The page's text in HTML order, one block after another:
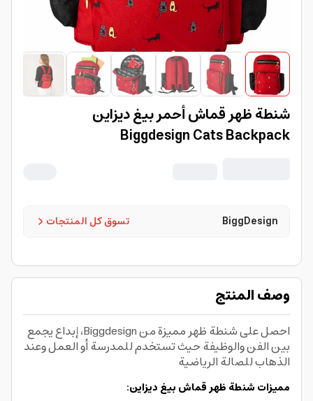
شنطة ظهر قماش أحمر بيغ ديزاين
Biggdesign Cats Backpack
تسوق كل المنتجات BiggDesign
وصف المنتج
احصل على شنطة ظهر مميزة من Biggdesign، إبداع يجمع
بين الفن والوظيفة حيث تستخدم للمدرسة أو العمل وعند
الذهاب للصالة الرياضية
مميزات شنطة ظهر قماش بيغ ديزاين: